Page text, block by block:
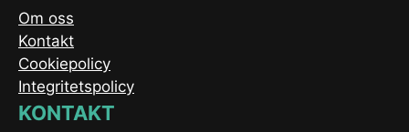
Om oss
Kontakt
Cookiepolicy
Integritetspolicy
KONTAKT